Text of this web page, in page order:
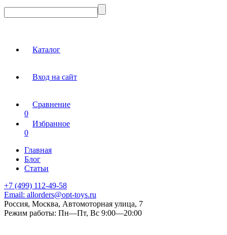
Каталог
Вход на сайт
Сравнение
0
Избранное
0
Главная
Блог
Статьи
+7 (499) 112-49-58
Email: allorders@opt-toys.ru
Россия, Москва, Автомоторная улица, 7
Режим работы: Пн—Пт, Вс 9:00—20:00